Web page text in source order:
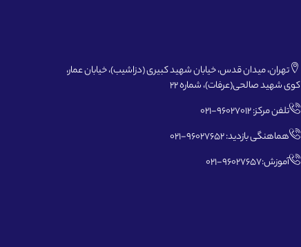
تهران، میدان قدس، خیابان شهید کبیری (دزاشیب)، خیابان عمار،
کوی شهید صالحی(عرفات)، شماره 22
تلفن مرکز: 96027012-021
هماهنگی بازدید: 96027652-021
آموزش:96027657-021